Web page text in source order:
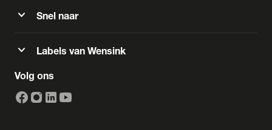
expand_more Snel naar
expand_more Labels van Wensink
Volg ons